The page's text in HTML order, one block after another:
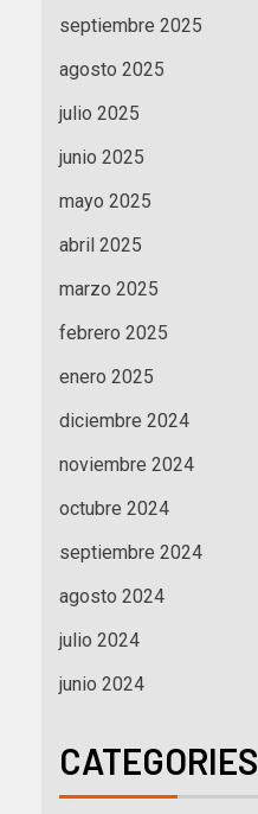
septiembre 2025
agosto 2025
julio 2025
junio 2025
mayo 2025
abril 2025
marzo 2025
febrero 2025
enero 2025
diciembre 2024
noviembre 2024
octubre 2024
septiembre 2024
agosto 2024
julio 2024
junio 2024
CATEGORIES